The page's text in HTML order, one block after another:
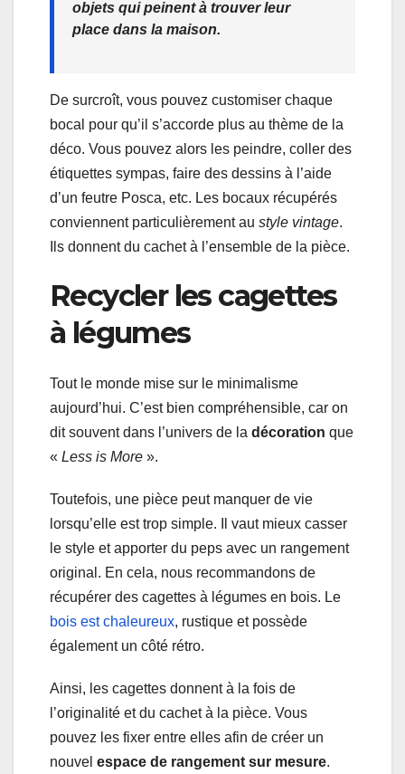
objets qui peinent à trouver leur
place dans la maison.
De surcroît, vous pouvez customiser chaque
bocal pour qu’il s’accorde plus au thème de la
déco. Vous pouvez alors les peindre, coller des
étiquettes sympas, faire des dessins à l’aide
d’un feutre Posca, etc. Les bocaux récupérés
conviennent particulièrement au style vintage.
Ils donnent du cachet à l’ensemble de la pièce.
Recycler les cagettes
à légumes
Tout le monde mise sur le minimalisme
aujourd’hui. C’est bien compréhensible, car on
dit souvent dans l’univers de la décoration que
« Less is More ».
Toutefois, une pièce peut manquer de vie
lorsqu’elle est trop simple. Il vaut mieux casser
le style et apporter du peps avec un rangement
original. En cela, nous recommandons de
récupérer des cagettes à légumes en bois. Le
bois est chaleureux, rustique et possède
également un côté rétro.
Ainsi, les cagettes donnent à la fois de
l’originalité et du cachet à la pièce. Vous
pouvez les fixer entre elles afin de créer un
nouvel espace de rangement sur mesure.